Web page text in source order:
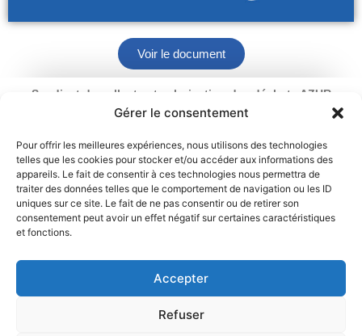
Gérer le consentement
Pour offrir les meilleures expériences, nous utilisons des technologies
telles que les cookies pour stocker et/ou accéder aux informations des
appareils. Le fait de consentir à ces technologies nous permettra de
traiter des données telles que le comportement de navigation ou les ID
uniques sur ce site. Le fait de ne pas consentir ou de retirer son
consentement peut avoir un effet négatif sur certaines caractéristiques
et fonctions.
Accepter
Refuser
Voir le document
Syndicat de collecte et valorisation des déchets AZUR
Ouverture : du lundi au vendredi
2 rue du Chemin Vert – 95100 Argenteuil
01 34 11 70 31
Mentions légales Politique de cookies
Déclaration de confidentialité